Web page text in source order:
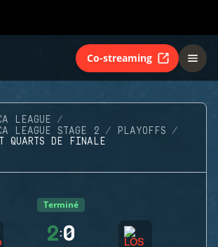
Co-streaming
LEAGUE
LEAGUE STAGE 2
PLAYOFFS
QUARTS DE FINALE
Terminé
2:0